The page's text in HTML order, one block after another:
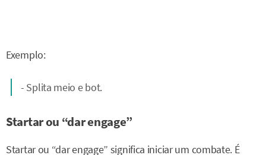
Exemplo:
- Splita meio e bot.
Startar ou “dar engage”
Startar ou “dar engage” significa iniciar um combate. É